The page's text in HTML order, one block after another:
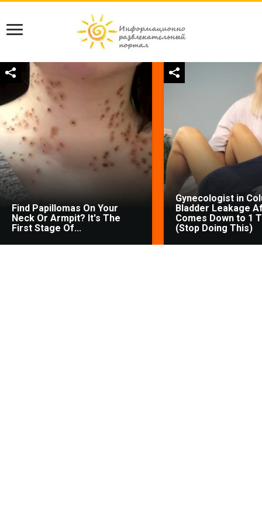
Find Papillomas On Your
Neck Or Armpit? It's The
First Stage Of...
Gynecologist in
Bladder Leakage
Comes Down to 1
(Stop Doing This)